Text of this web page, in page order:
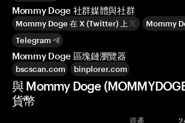
Mommy Doge 社群媒體與社群
Mommy Doge 在 X (Twitter) 上
Mommy
Telegram
Mommy Doge 區塊鏈瀏覽器
bscscan.com binplorer.com
與 Mommy Doge
貨幣
資產